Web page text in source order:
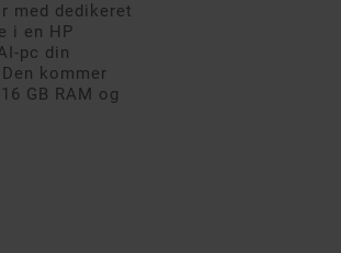
med dedikeret
i en HP
pc din
kommer
GB RAM og